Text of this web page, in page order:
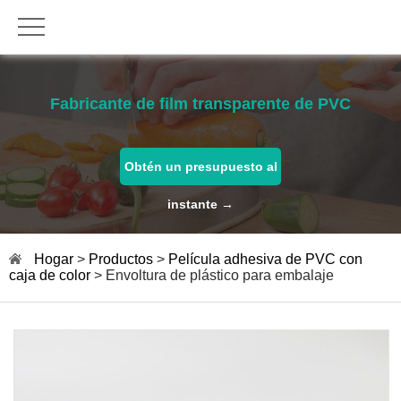
Fabricante de film transparente de PVC
Obtén un presupuesto al
instante →
Hogar > Productos > Película adhesiva de PVC con
caja de color > Envoltura de plástico para embalaje